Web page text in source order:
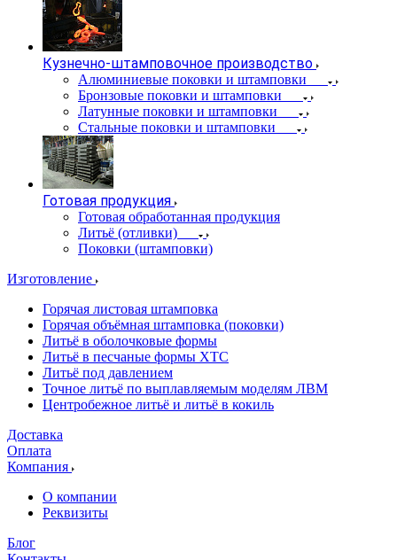
Кузнечно-штамповочное производство
Алюминиевые поковки и штамповки
Бронзовые поковки и штамповки
Латунные поковки и штамповки
Стальные поковки и штамповки
Готовая продукция
Готовая обработанная продукция
Литьё (отливки)
Поковки (штамповки)
Изготовление
Горячая листовая штамповка
Горячая объёмная штамповка (поковки)
Литьё в оболочковые формы
Литьё в песчаные формы ХТС
Литьё под давлением
Точное литьё по выплавляемым моделям ЛВМ
Центробежное литьё и литьё в кокиль
Доставка
Оплата
Компания
О компании
Реквизиты
Блог